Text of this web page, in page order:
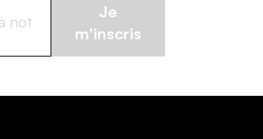
Je
m'inscris